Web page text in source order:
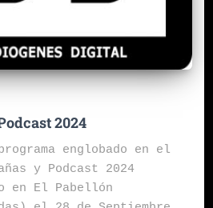
2024
englobado en el
y Podcast 2024
en El Pabellón